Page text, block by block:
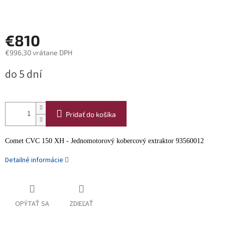
€810
€996,30 vrátane DPH
cena:
do 5 dní
Pridať do košíka
Comet CVC 150 XH - Jednomotorový kobercový extraktor 93560012
Detailné informácie
OPÝTAŤ SA ZDIEĽAŤ